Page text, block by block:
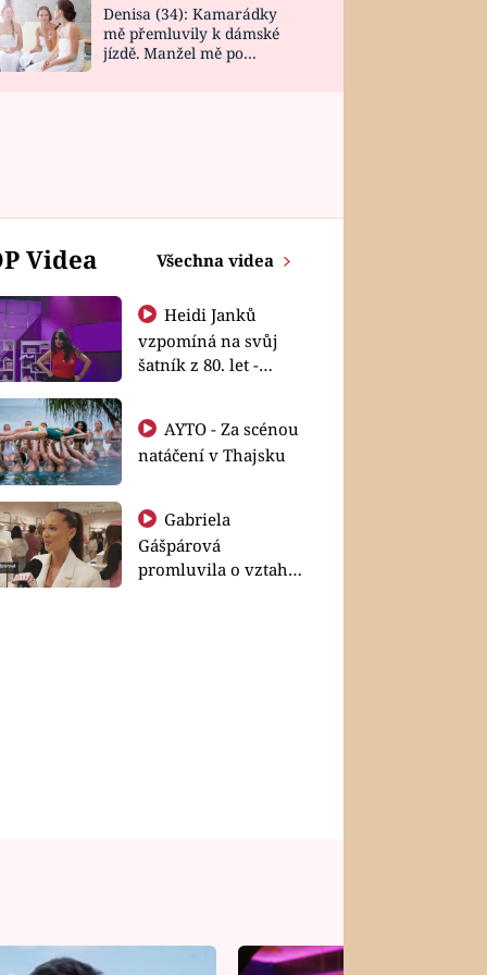
Denisa (34): Kamarádky
mě přemluvily k dámské
jízdě. Manžel mě po
Videa Všechna videa
Heidi Janků
vzpomíná na svůj
šatník z 80. let -
natáčení v Thajsku
Gabriela
Gášpárová
promluvila o vztahu